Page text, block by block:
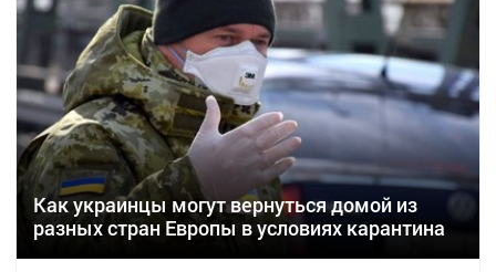
Как украинцы могут вернуться домой из
разных стран Европы в условиях карантина